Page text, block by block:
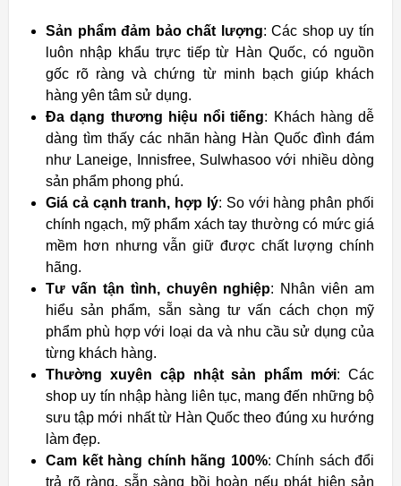
Sản phẩm đảm bảo chất lượng: Các shop uy tín
luôn nhập khẩu trực tiếp từ Hàn Quốc, có nguồn
gốc rõ ràng và chứng từ minh bạch giúp khách
hàng yên tâm sử dụng.
Đa dạng thương hiệu nổi tiếng: Khách hàng dễ
dàng tìm thấy các nhãn hàng Hàn Quốc đình đám
như Laneige, Innisfree, Sulwhasoo với nhiều dòng
sản phẩm phong phú.
Giá cả cạnh tranh, hợp lý: So với hàng phân phối
chính ngạch, mỹ phẩm xách tay thường có mức giá
mềm hơn nhưng vẫn giữ được chất lượng chính
hãng.
Tư vấn tận tình, chuyên nghiệp: Nhân viên am
hiểu sản phẩm, sẵn sàng tư vấn cách chọn mỹ
phẩm phù hợp với loại da và nhu cầu sử dụng của
từng khách hàng.
Thường xuyên cập nhật sản phẩm mới: Các
shop uy tín nhập hàng liên tục, mang đến những bộ
sưu tập mới nhất từ Hàn Quốc theo đúng xu hướng
làm đẹp.
Cam kết hàng chính hãng 100%: Chính sách đổi
trả rõ ràng, sẵn sàng bồi hoàn nếu phát hiện sản